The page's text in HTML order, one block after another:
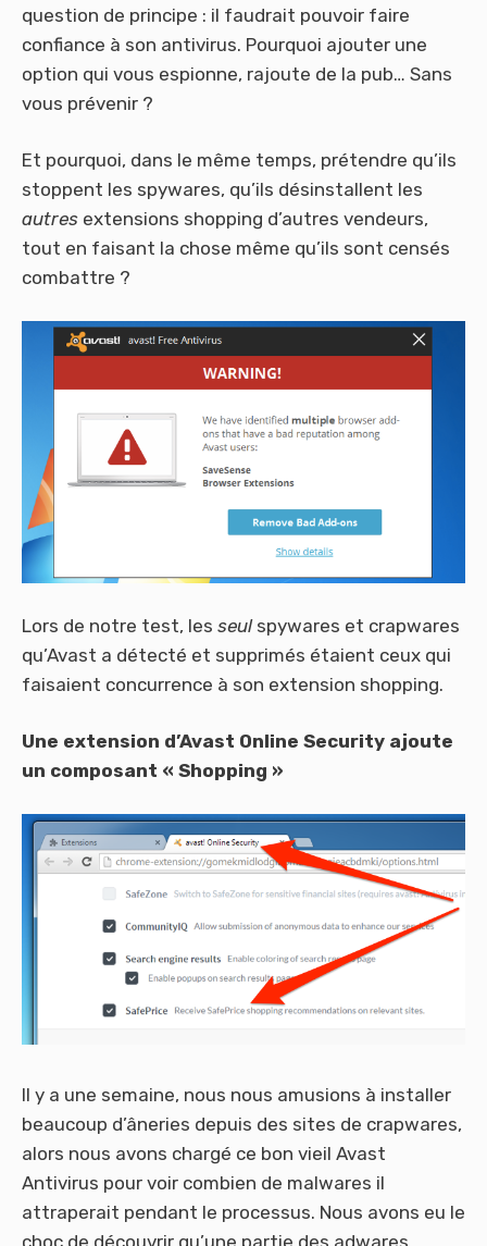
question de principe : il faudrait pouvoir faire
confiance à son antivirus. Pourquoi ajouter une
option qui vous espionne, rajoute de la pub… Sans
vous prévenir ?
Et pourquoi, dans le même temps, prétendre qu’ils
stoppent les spywares, qu’ils désinstallent les
autres extensions shopping d’autres vendeurs,
tout en faisant la chose même qu’ils sont censés
combattre ?
Lors de notre test, les seulspywares et crapwares
qu’Avast a détecté et supprimés étaient ceux qui
faisaient concurrence à son extension shopping.
Une extension d’Avast Online Security ajoute
un composant « Shopping »
Il y a une semaine, nous nous amusions à installer
beaucoup d’âneries depuis des sites de crapwares,
alors nous avons chargé ce bon vieil Avast
Antivirus pour voir combien de malwares il
attraperait pendant le processus. Nous avons eu le